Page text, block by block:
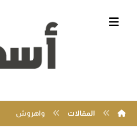
المقالات واهروش